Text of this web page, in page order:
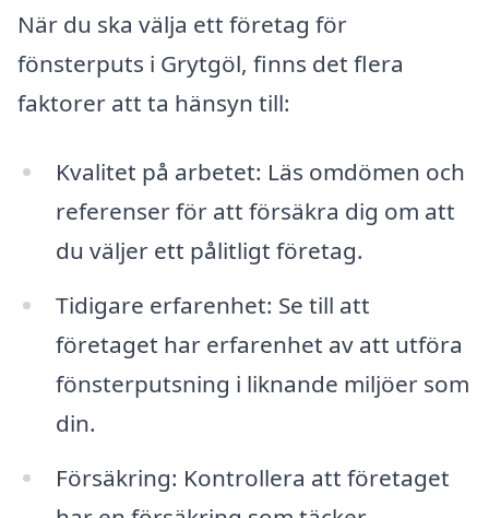
När du ska välja ett företag för
fönsterputs i Grytgöl, finns det flera
faktorer att ta hänsyn till:
Kvalitet på arbetet: Läs omdömen och
referenser för att försäkra dig om att
du väljer ett pålitligt företag.
Tidigare erfarenhet: Se till att
företaget har erfarenhet av att utföra
fönsterputsning i liknande miljöer som
din.
Försäkring: Kontrollera att företaget